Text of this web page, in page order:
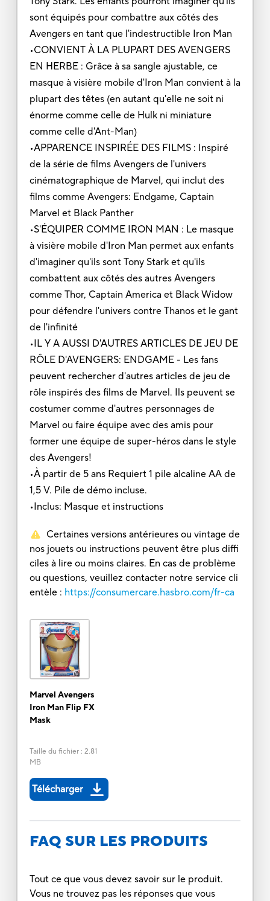
sont équipés pour combattre aux côtés des
Avengers en tant que l'indestructible Iron Man
•CONVIENT À LA PLUPART DES AVENGERS
EN HERBE : Grâce à sa sangle ajustable, ce
masque à visière mobile d'Iron Man convient à la
plupart des têtes (en autant qu'elle ne soit ni
énorme comme celle de Hulk ni miniature
comme celle d'Ant-Man)
•APPARENCE INSPIRÉE DES FILMS : Inspiré
de la série de films Avengers de l'univers
cinématographique de Marvel, qui inclut des
films comme Avengers: Endgame, Captain
Marvel et Black Panther
•S'ÉQUIPER COMME IRON MAN : Le masque
à visière mobile d'Iron Man permet aux enfants
d'imaginer qu'ils sont Tony Stark et qu'ils
combattent aux côtés des autres Avengers
comme Thor, Captain America et Black Widow
pour défendre l'univers contre Thanos et le gant
de l'infinité
•IL Y A AUSSI D'AUTRES ARTICLES DE JEU DE
RÔLE D'AVENGERS: ENDGAME - Les fans
peuvent rechercher d'autres articles de jeu de
rôle inspirés des films de Marvel. Ils peuvent se
costumer comme d'autres personnages de
Marvel ou faire équipe avec des amis pour
former une équipe de super-héros dans le style
des Avengers!
•À partir de 5 ans Requiert 1 pile alcaline AA de
1,5 V. Pile de démo incluse.
•Inclus: Masque et instructions
Certaines versions antérieures ou vintage de
nos jouets ou instructions peuvent être plus diffi
ciles à lire ou moins claires. En cas de problème
ou questions, veuillez contacter notre service cli
entèle : https://consumercare.hasbro.com/fr-ca
Marvel Avengers
Iron Man Flip FX
Mask
Taille du fichier: 2.81
MB
Télécharger
FAQ SUR LES PRODUITS
Tout ce que vous devez savoir sur le produit.
Vous ne trouvez pas les réponses que vous